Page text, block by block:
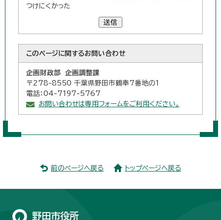
つけにくかった
送信
このページに関するお問い合わせ
企画財政部 企画調整課
〒278-8550 千葉県野田市鶴奉7番地の1
電話：04-7197-5767
お問い合わせは専用フォームをご利用ください。
前のページへ戻る トップページへ戻る
野田市役所